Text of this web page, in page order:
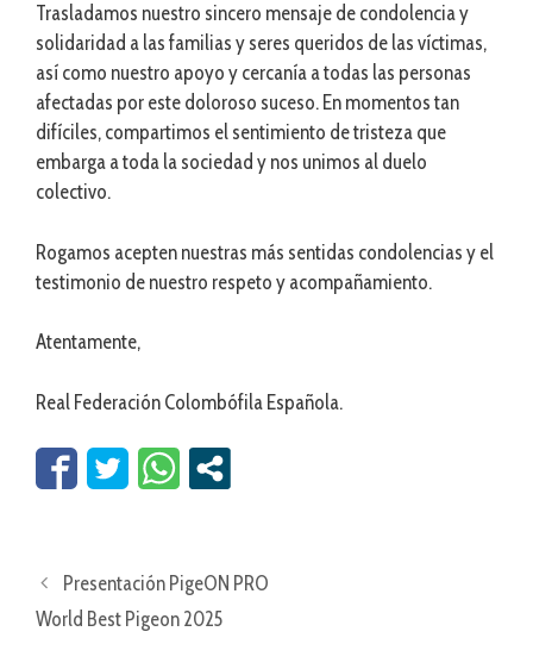
Trasladamos nuestro sincero mensaje de condolencia y
solidaridad a las familias y seres queridos de las víctimas,
así como nuestro apoyo y cercanía a todas las personas
afectadas por este doloroso suceso. En momentos tan
difíciles, compartimos el sentimiento de tristeza que
embarga a toda la sociedad y nos unimos al duelo
colectivo.
Rogamos acepten nuestras más sentidas condolencias y el
testimonio de nuestro respeto y acompañamiento.
Atentamente,
Real Federación Colombófila Española.
Presentación PigeON PRO
World Best Pigeon 2025